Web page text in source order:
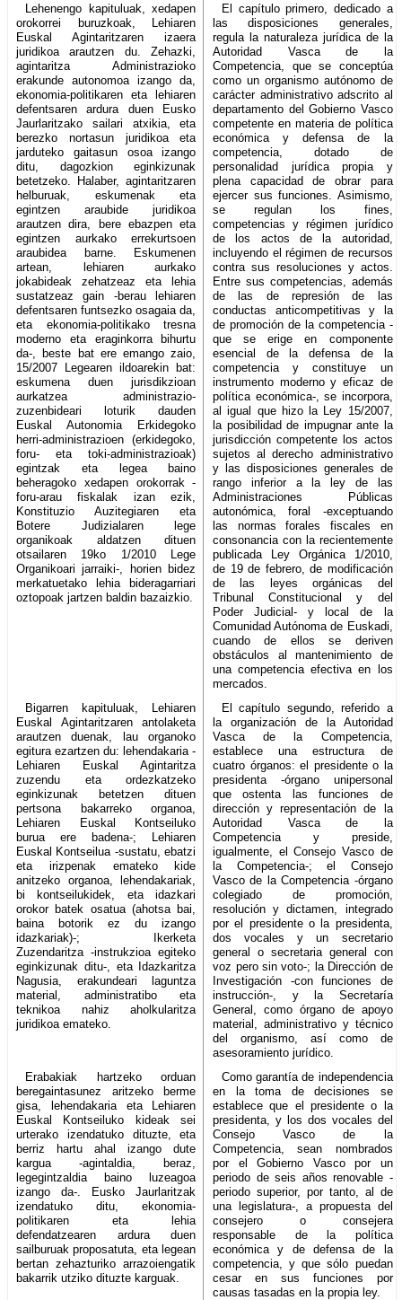
Lehenengo kapituluak, xedapen
orokorrei buruzkoak, Lehiaren
Euskal Agintaritzaren izaera
juridikoa arautzen du. Zehazki,
agintaritza Administrazioko
erakunde autonomoa izango da,
ekonomia-politikaren eta lehiaren
defentsaren ardura duen Eusko
Jaurlaritzako sailari atxikia, eta
berezko nortasun juridikoa eta
jarduteko gaitasun osoa izango
ditu, dagozkion eginkizunak
betetzeko. Halaber, agintaritzaren
helburuak, eskumenak eta
egintzen araubide juridikoa
arautzen dira, bere ebazpen eta
egintzen aurkako errekurtsoen
araubidea barne. Eskumenen
artean, lehiaren aurkako
jokabideak zehatzeaz eta lehia
sustatzeaz gain -berau lehiaren
defentsaren funtsezko osagaia da,
eta ekonomia-politikako tresna
moderno eta eraginkorra bihurtu
da-, beste bat ere emango zaio,
15/2007 Legearen ildoarekin bat:
eskumena duen jurisdikzioan
aurkatzea administrazio-
zuzenbideari loturik dauden
Euskal Autonomia Erkidegoko
herri-administrazioen (erkidegoko,
foru- eta toki-administrazioak)
egintzak eta legea baino
beheragoko xedapen orokorrak -
foru-arau fiskalak izan ezik,
Konstituzio Auzitegiaren eta
Botere Judizialaren lege
organikoak aldatzen dituen
otsailaren 19ko 1/2010 Lege
Organikoari jarraiki-, horien bidez
merkatuetako lehia bideragarriari
oztopoak jartzen baldin bazaizkio.
El capítulo primero, dedicado a
las disposiciones generales,
regula la naturaleza jurídica de la
Autoridad Vasca de la
Competencia, que se conceptúa
como un organismo autónomo de
carácter administrativo adscrito al
departamento del Gobierno Vasco
competente en materia de política
económica y defensa de la
competencia, dotado de
personalidad jurídica propia y
plena capacidad de obrar para
ejercer sus funciones. Asimismo,
se regulan los fines,
competencias y régimen jurídico
de los actos de la autoridad,
incluyendo el régimen de recursos
contra sus resoluciones y actos.
Entre sus competencias, además
de las de represión de las
conductas anticompetitivas y la
de promoción de la competencia -
que se erige en componente
esencial de la defensa de la
competencia y constituye un
instrumento moderno y eficaz de
política económica-, se incorpora,
al igual que hizo la Ley 15/2007,
la posibilidad de impugnar ante la
jurisdicción competente los actos
sujetos al derecho administrativo
y las disposiciones generales de
rango inferior a la ley de las
Administraciones Públicas
autonómica, foral -exceptuando
las normas forales fiscales en
consonancia con la recientemente
publicada Ley Orgánica 1/2010,
de 19 de febrero, de modificación
de las leyes orgánicas del
Tribunal Constitucional y del
Poder Judicial- y local de la
Comunidad Autónoma de Euskadi,
cuando de ellos se deriven
obstáculos al mantenimiento de
una competencia efectiva en los
mercados.
Bigarren kapituluak, Lehiaren
Euskal Agintaritzaren antolaketa
arautzen duenak, lau organoko
egitura ezartzen du: lehendakaria -
Lehiaren Euskal Agintaritza
zuzendu eta ordezkatzeko
eginkizunak betetzen dituen
pertsona bakarreko organoa,
Lehiaren Euskal Kontseiluko
burua ere badena-; Lehiaren
Euskal Kontseilua -sustatu, ebatzi
eta irizpenak emateko kide
anitzeko organoa, lehendakariak,
bi kontseilukidek, eta idazkari
orokor batek osatua (ahotsa bai,
baina botorik ez du izango
idazkariak)-; Ikerketa
Zuzendaritza -instrukzioa egiteko
eginkizunak ditu-, eta Idazkaritza
Nagusia, erakundeari laguntza
material, administratibo eta
teknikoa nahiz aholkularitza
juridikoa emateko.
El capítulo segundo, referido a
la organización de la Autoridad
Vasca de la Competencia,
establece una estructura de
cuatro órganos: el presidente o la
presidenta -órgano unipersonal
que ostenta las funciones de
dirección y representación de la
Autoridad Vasca de la
Competencia y preside,
igualmente, el Consejo Vasco de
la Competencia-; el Consejo
Vasco de la Competencia -órgano
colegiado de promoción,
resolución y dictamen, integrado
por el presidente o la presidenta,
dos vocales y un secretario
general o secretaria general con
voz pero sin voto-; la Dirección de
Investigación -con funciones de
instrucción-, y la Secretaría
General, como órgano de apoyo
material, administrativo y técnico
del organismo, así como de
asesoramiento jurídico.
Erabakiak hartzeko orduan
beregaintasunez aritzeko berme
gisa, lehendakaria eta Lehiaren
Euskal Kontseiluko kideak sei
urterako izendatuko dituzte, eta
berriz hartu ahal izango dute
kargua -agintaldia, beraz,
legegintzaldia baino luzeagoa
izango da-. Eusko Jaurlaritzak
izendatuko ditu, ekonomia-
politikaren eta lehia
defendatzearen ardura duen
sailburuak proposatuta, eta legean
bertan zehazturiko arrazoiengatik
bakarrik utziko dituzte karguak.
Como garantía de independencia
en la toma de decisiones se
establece que el presidente o la
presidenta, y los dos vocales del
Consejo Vasco de la
Competencia, sean nombrados
por el Gobierno Vasco por un
periodo de seis años renovable -
periodo superior, por tanto, al de
una legislatura-, a propuesta del
consejero o consejera
responsable de la política
económica y de defensa de la
competencia, y que sólo puedan
cesar en sus funciones por
causas tasadas en la propia ley.